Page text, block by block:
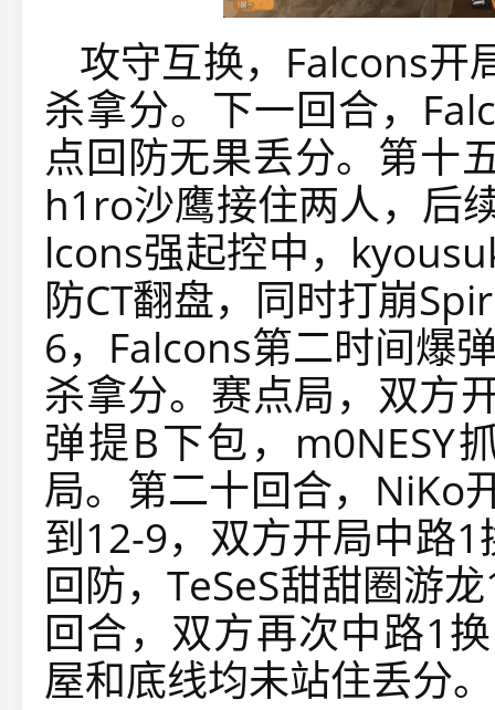
攻守互换，Falcons开
杀拿分。下一回合，
点回防无果丢分。第十
h1ro沙鹰接住两人，后
lcons强起控中，
防CT翻盘，同时打崩
6，Falcons第二时间爆
杀拿分。赛点局，双方
弹提B下包，m0NESY
局。第二十回合，NiKo
到12-9，双方开局中路
回防，TeSeS甜甜圈游
回合，双方再次中路1
屋和底线均未站住丢分